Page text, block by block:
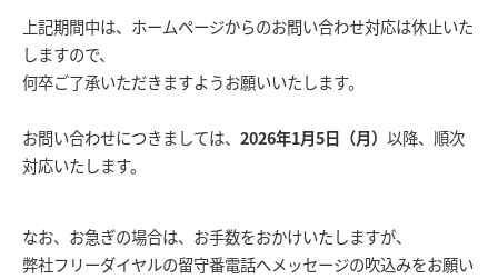
上記期間中は、ホームページからのお問い合わせ対応は休止いた
しますので、
何卒ご了承いただきますようお願いいたします。
お問い合わせにつきましては、 2026年1月5日（月） 以降、順次
対応いたします。
なお、お急ぎの場合は、お手数をおかけいたしますが、
弊社フリーダイヤルの留守番電話へメッセージの吹込みをお願い